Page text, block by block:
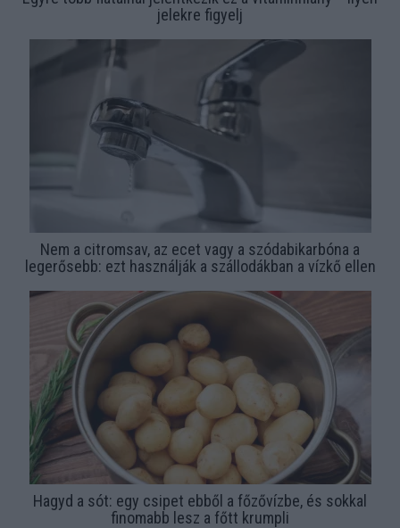
jelekre figyelj
Nem a citromsav, az ecet vagy a szódabikarbóna a
legerősebb: ezt használják a szállodákban a vízkő ellen
Hagyd a sót: egy csipet ebből a főzővízbe, és sokkal
finomabb lesz a főtt krumpli